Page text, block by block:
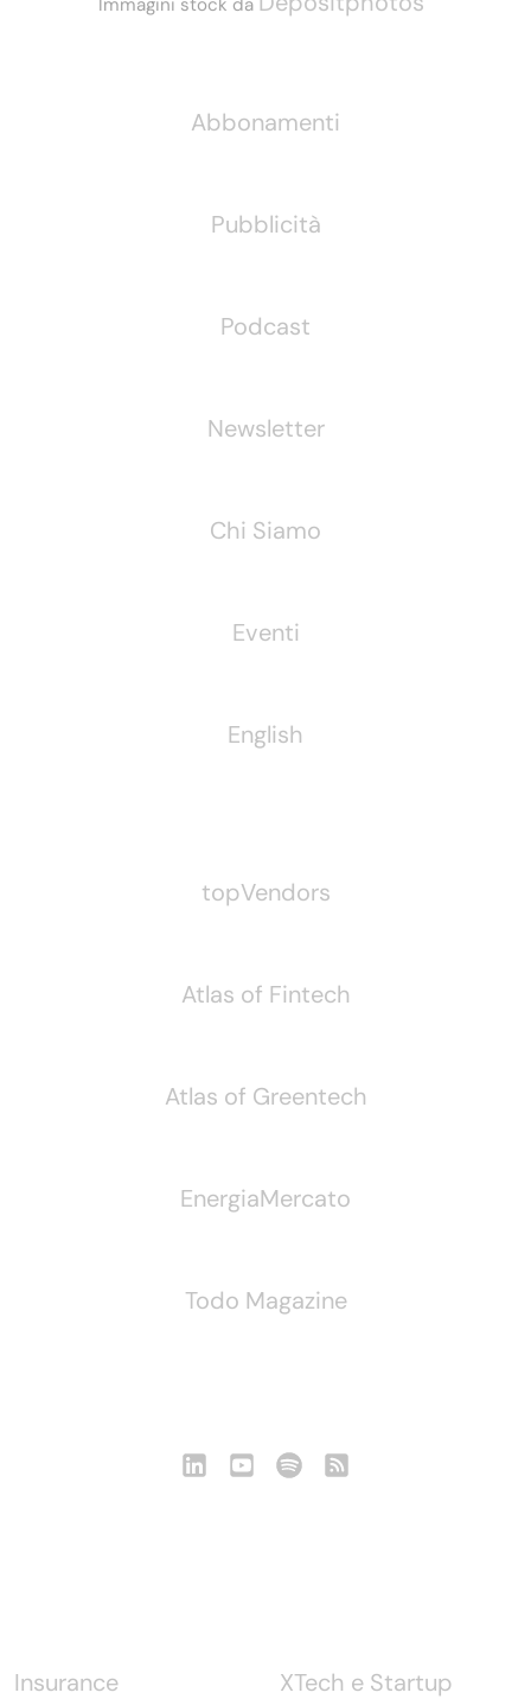
Abbonamenti
Pubblicità
Podcast
Newsletter
Chi Siamo
Eventi
English
topVendors
Atlas of Fintech
Atlas of Greentech
EnergiaMercato
Todo Magazine
Insurance XTech e Startup